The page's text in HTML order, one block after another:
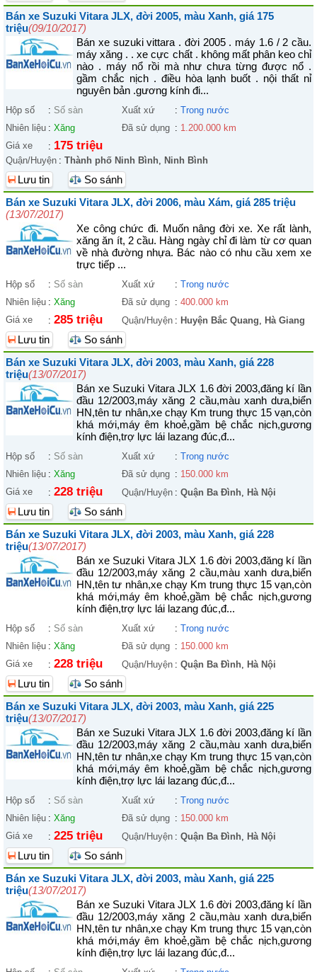
Bán xe Suzuki Vitara JLX, đời 2005, màu Xanh, giá 175
triệu(09/10/2017)
Bán xe suzuki vittara . đời 2005 . máy 1.6 / 2 cầu.
máy xăng . . xe cực chất . không mất phân keo chỉ
nào . máy nổ rồi mà như chưa từng được nổ .
gầm chắc nịch . điều hòa lạnh buốt . nội thất nỉ
nguyên bản .gương kính đi...
Hộp số : Số sàn Xuất xứ : Trong nước
Nhiên liệu : Xăng Đã sử dụng : 1.200.000 km
Giá xe
: 175 triệu
Quận/Huyện : Thành phố Ninh Bình, Ninh Bình
Lưu tin
So sánh
Bán xe Suzuki Vitara JLX, đời 2006, màu Xám, giá 285 triệu
(13/07/2017)
Xe công chức đi. Muốn nâng đời xe. Xe rất lành,
xăng ăn ít, 2 cầu. Hàng ngày chỉ đi làm từ cơ quan
về nhà đường nhựa. Bác nào có nhu cầu xem xe
trực tiếp ...
Hộp số : Số sàn Xuất xứ : Trong nước
Nhiên liệu : Xăng Đã sử dụng : 400.000 km
Giá xe
: 285 triệu Quận/Huyện : Huyện Bắc Quang, Hà Giang
Lưu tin
So sánh
Bán xe Suzuki Vitara JLX, đời 2003, màu Xanh, giá 228
triệu(13/07/2017)
Bán xe Suzuki Vitara JLX 1.6 đời 2003,đăng kí lần
đầu 12/2003,máy xăng 2 cầu,màu xanh dưa,biển
HN,tên tư nhân,xe chạy Km trung thực 15 vạn,còn
khá mới,máy êm khoẻ,gầm bệ chắc nịch,gương
kính điện,trợ lực lái lazang đúc,đ...
Hộp số : Số sàn Xuất xứ : Trong nước
Nhiên liệu : Xăng Đã sử dụng : 150.000 km
Giá xe
: 228 triệu Quận/Huyện : Quận Ba Đình, Hà Nội
Lưu tin
So sánh
Bán xe Suzuki Vitara JLX, đời 2003, màu Xanh, giá 228
triệu(13/07/2017)
Bán xe Suzuki Vitara JLX 1.6 đời 2003,đăng kí lần
đầu 12/2003,máy xăng 2 cầu,màu xanh dưa,biển
HN,tên tư nhân,xe chạy Km trung thực 15 vạn,còn
khá mới,máy êm khoẻ,gầm bệ chắc nịch,gương
kính điện,trợ lực lái lazang đúc,đ...
Hộp số : Số sàn Xuất xứ : Trong nước
Nhiên liệu : Xăng Đã sử dụng : 150.000 km
Giá xe
: 228 triệu Quận/Huyện : Quận Ba Đình, Hà Nội
Lưu tin
So sánh
Bán xe Suzuki Vitara JLX, đời 2003, màu Xanh, giá 225
triệu(13/07/2017)
Bán xe Suzuki Vitara JLX 1.6 đời 2003,đăng kí lần
đầu 12/2003,máy xăng 2 cầu,màu xanh dưa,biển
HN,tên tư nhân,xe chạy Km trung thực 15 vạn,còn
khá mới,máy êm khoẻ,gầm bệ chắc nịch,gương
kính điện,trợ lực lái lazang đúc,đ...
Hộp số : Số sàn Xuất xứ : Trong nước
Nhiên liệu : Xăng Đã sử dụng : 150.000 km
Giá xe
: 225 triệu Quận/Huyện : Quận Ba Đình, Hà Nội
Lưu tin
So sánh
Bán xe Suzuki Vitara JLX, đời 2003, màu Xanh, giá 225
triệu(13/07/2017)
Bán xe Suzuki Vitara JLX 1.6 đời 2003,đăng kí lần
đầu 12/2003,máy xăng 2 cầu,màu xanh dưa,biển
HN,tên tư nhân,xe chạy Km trung thực 15 vạn,còn
khá mới,máy êm khoẻ,gầm bệ chắc nịch,gương
kính điện,trợ lực lái lazang đúc,đ...